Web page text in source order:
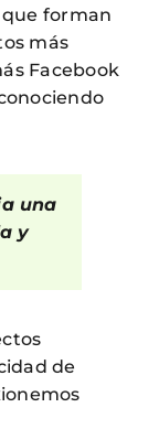
que forman
más
Facebook
una
y
de